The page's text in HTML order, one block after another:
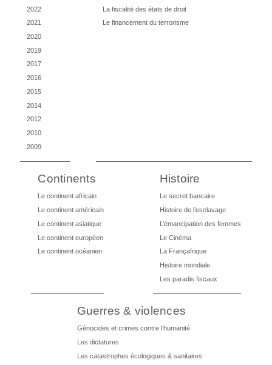
2022
2021
2020
2019
2017
2016
2015
2014
2012
2010
2009
La fiscalité des états de droit
Le financement du terrorisme
Continents
Le continent africain
Le continent américain
Le continent asiatique
Le continent européen
Le continent océanien
Histoire
Le secret bancaire
Histoire de l’esclavage
L’émancipation des femmes
Le Cinéma
La Françafrique
Histoire mondiale
Les paradis fiscaux
Guerres & violences
Génocides et crimes contre l’humanité
Les dictatures
Les catastrophes écologiques & sanitaires